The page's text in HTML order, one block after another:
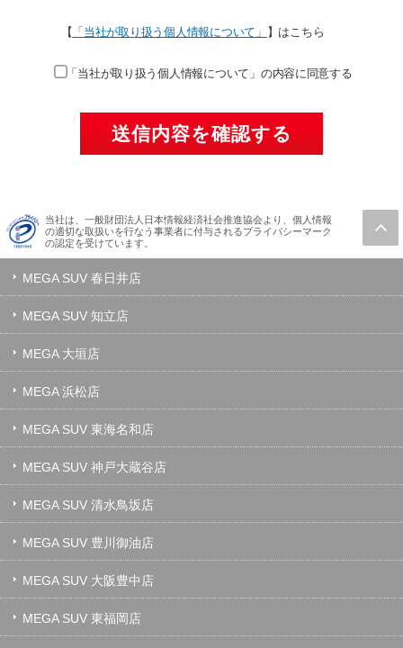
【 「当社が取り扱う個人情報について」 】はこちら
「当社が取り扱う個人情報について」の内容に同意する
当社は、一般財団法人日本情報経済社会推進協会より、個人情報
の適切な取扱いを行なう事業者に付与されるプライバシーマーク
の認定を受けています。
MEGA SUV 春日井店
MEGA SUV 知立店
MEGA 大垣店
MEGA 浜松店
MEGA SUV 東海名和店
MEGA SUV 神戸大蔵谷店
MEGA SUV 清水鳥坂店
MEGA SUV 豊川御油店
MEGA SUV 大阪豊中店
MEGA SUV 東福岡店